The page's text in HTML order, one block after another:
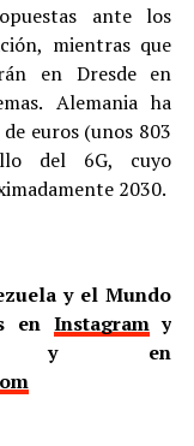
ante los
mientras que
en Dresde en
Alemania ha
euros (unos 803
del 6G, cuyo
2030.
y el Mundo
en Instagramy
en